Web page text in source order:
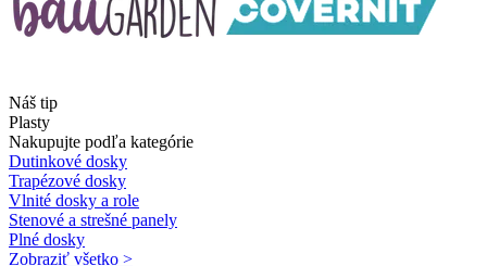
Náš tip
Plasty
Nakupujte podľa kategórie
Dutinkové dosky
Trapézové dosky
Vlnité dosky a role
Stenové a strešné panely
Plné dosky
Zobraziť všetko >